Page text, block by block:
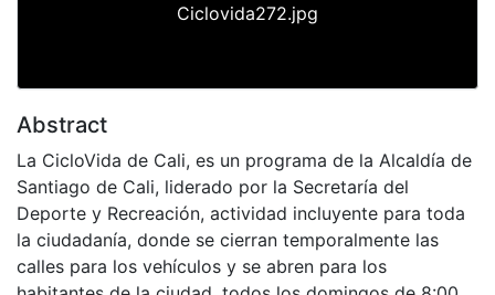
Ciclovida272.jpg
Abstract
La CicloVida de Cali, es un programa de la Alcaldía de
Santiago de Cali, liderado por la Secretaría del
Deporte y Recreación, actividad incluyente para toda
la ciudadanía, donde se cierran temporalmente las
calles para los vehículos y se abren para los